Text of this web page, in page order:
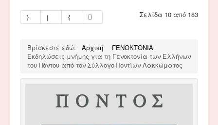
Σελίδα 10 από 183
Βρίσκεστε εδώ: Αρχική
ΓΕΝΟΚΤΟΝΙΑ
Εκδηλώσεις μνήμης για τη Γενοκτονία των Ελλήνων
του Πόντου από τον Σύλλογο Ποντίων Λακκώματος